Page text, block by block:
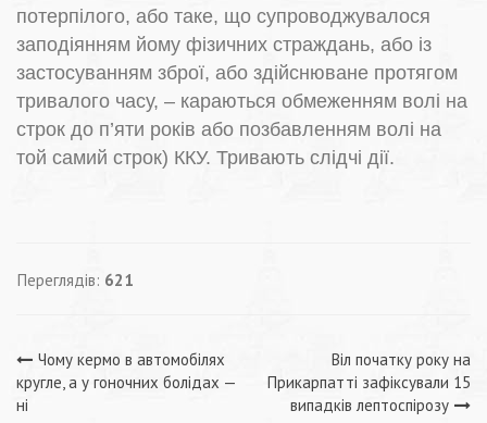
потерпілого, або таке, що супроводжувалося
заподіянням йому фізичних страждань, або із
застосуванням зброї, або здійснюване протягом
тривалого часу, – караються обмеженням волі на
строк до п’яти років або позбавленням волі на
той самий строк) ККУ. Тривають слідчі дії.
Переглядів: 621
Навігація
Чому кермо в автомобілях
кругле, а у гоночних болідах —
ні
Віл початку року на
Прикарпатті зафіксували 15
випадків лептоспірозу